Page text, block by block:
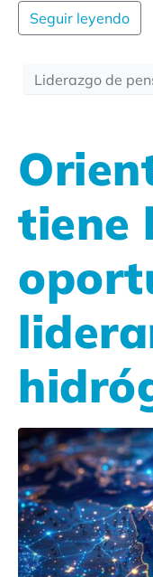
Seguir leyendo
Liderazgo de
tiene